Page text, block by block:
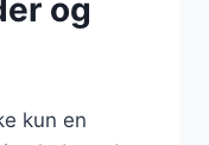
og
kun en